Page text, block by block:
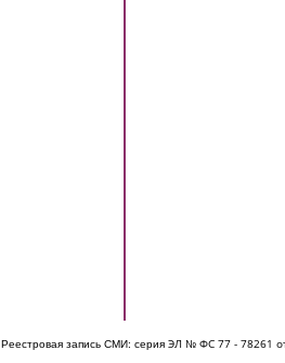
запись СМИ: серия ЭЛ № ФС 77 - 78261